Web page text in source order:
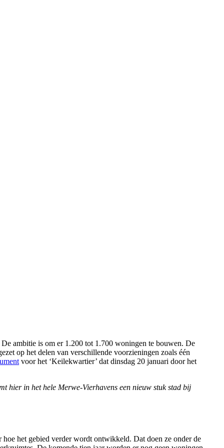
ambitie is om er 1.200 tot 1.700 woningen te bouwen. De
op het delen van verschillende voorzieningen zoals één
voor het ‘Keilekwartier’ dat dinsdag 20 januari door het
hier in het hele Merwe-Vierhavens een nieuw stuk stad bij
het gebied verder wordt ontwikkeld. Dat doen ze onder de